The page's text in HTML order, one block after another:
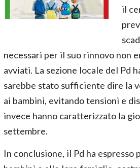
il
necessari per il suo rinnovo non
avviati. La sezione locale del Pd
sarebbe stato sufficiente dire la
ai bambini, evitando tensioni e
invece hanno caratterizzato la
settembre.
In conclusione, il Pd ha espresso